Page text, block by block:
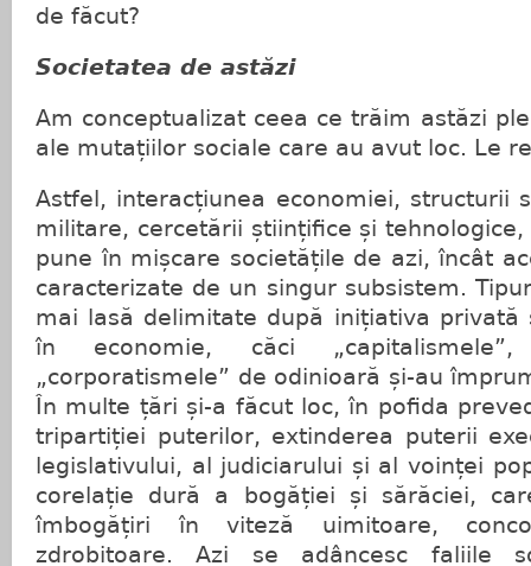
de făcut?
Societatea de astăzi
Am conceptualizat ceea ce trăim astăzi
ale mutațiilor sociale care au avut loc. Le
Astfel, interacțiunea economiei, structurii
militare, cercetării științifice și
pune în mișcare societățile de azi, încât
caracterizate de un singur subsistem.
mai lasă delimitate după inițiativa privată
în economie, căci „capitalismele”,
„corporatismele” de odinioară și-au
În multe țări și-a făcut loc, în pofida
tripartiției puterilor, extinderea puterii
legislativului, al judiciarului și al voinței
corelație dură a bogăției și sărăciei,
îmbogățiri în viteză uimitoare,
zdrobitoare. Azi se adâncesc faliile